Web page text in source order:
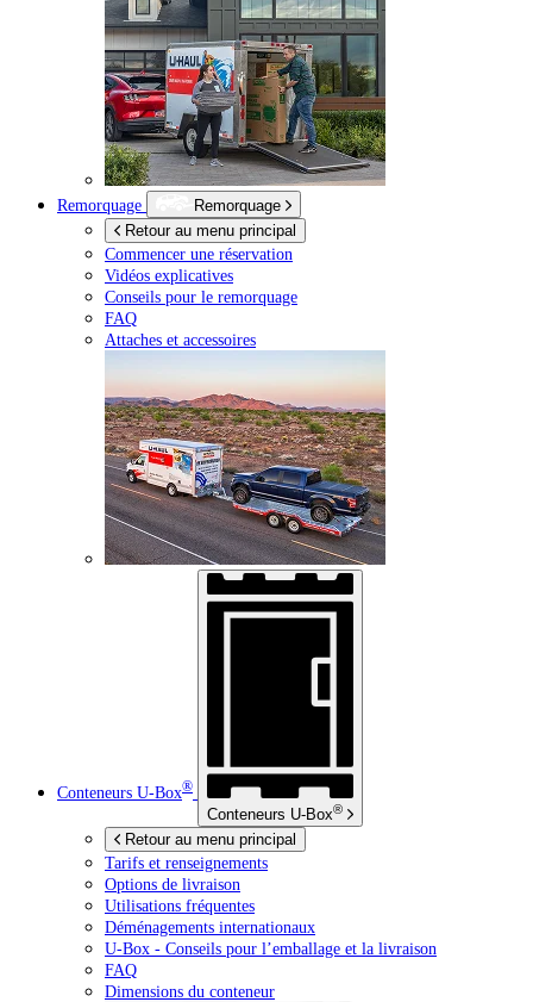
Remorquage
Remorquage
Retour au menu principal
Commencer une réservation
Vidéos explicatives
Conseils pour le remorquage
FAQ
Attaches et accessoires
Conteneurs U-Box®
Conteneurs U-Box®
Retour au menu principal
Tarifs et renseignements
Options de livraison
Utilisations fréquentes
Déménagements internationaux
U-Box - Conseils pour l’emballage et la livraison
FAQ
Dimensions du conteneur